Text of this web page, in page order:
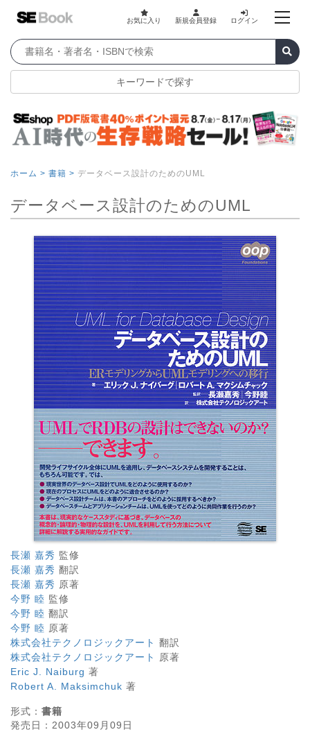
お気に入り 新規会員登録 ログイン
キーワードで探す
ホーム > 書籍 > データベース設計のためのUML
データベース設計のためのUML
長瀬 嘉秀 監修
長瀬 嘉秀 翻訳
長瀬 嘉秀 原著
今野 睦 監修
今野 睦 翻訳
今野 睦 原著
株式会社テクノロジックアート 翻訳
株式会社テクノロジックアート
原著
Eric J. Naiburg 著
Robert A. Maksimchuk 著
形式： 書籍
発売日： 2003年09月09日